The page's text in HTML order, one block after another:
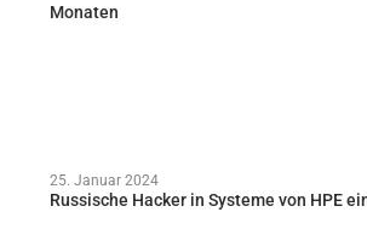
Monaten
25. Januar 2024
Russische Hacker in Systeme von HPE